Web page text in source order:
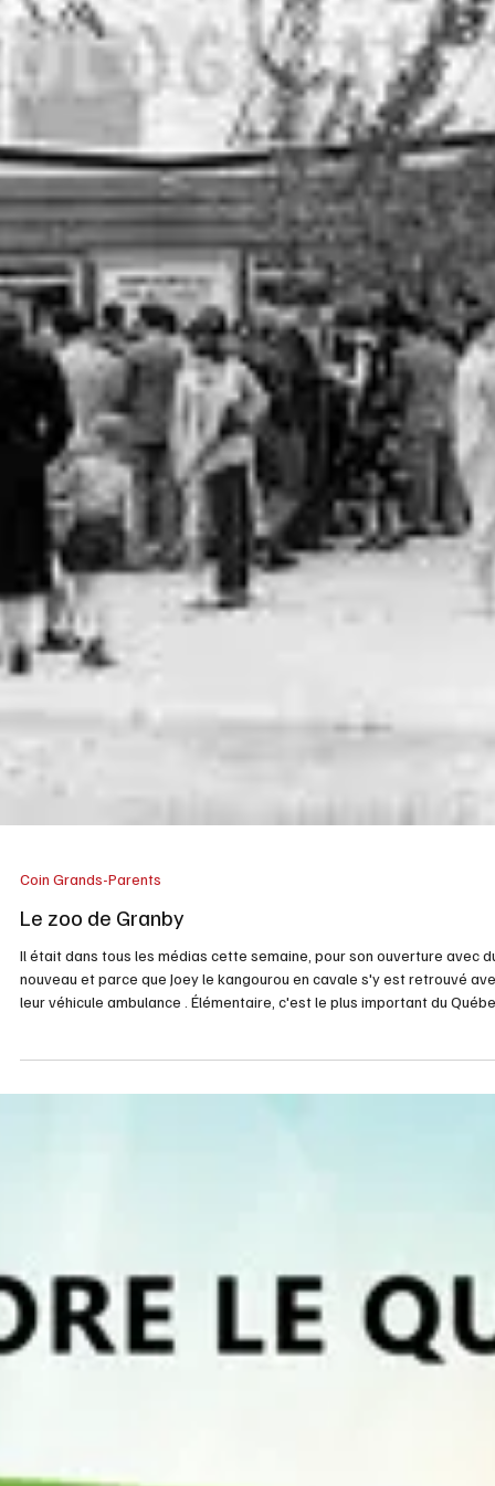
nouveau et parce que Joey le kangourou en cavale s'y est retrouvé
leur véhicule ambulance . Élémentaire, c'est le plus important du Québec
depuis plus de 70 ans. Une visite au zoo de Granby est un
pour la famille pendant la belle saison encore plus en 2026. Voici leur